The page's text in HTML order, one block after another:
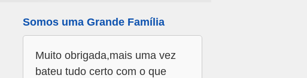
Somos uma Grande Família
Muito obrigada,mais uma vez
bateu tudo certo com o que